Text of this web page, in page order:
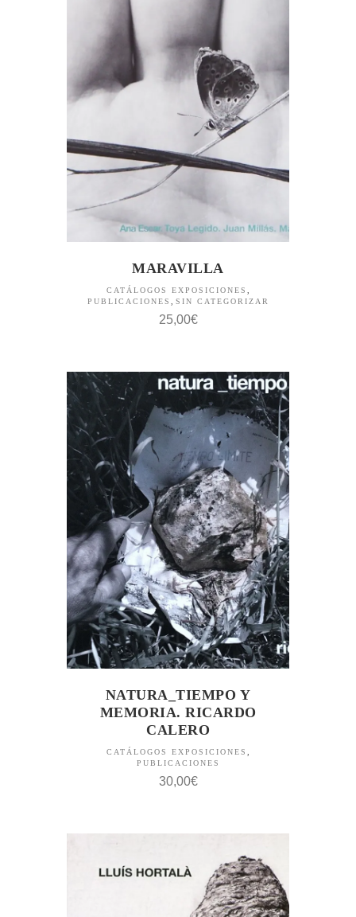
MARAVILLA
CATÁLOGOS EXPOSICIONES
PUBLICACIONES
SIN CATEGORIZAR
25,00€
NATURA_TIEMPO Y
MEMORIA. RICARDO
CALERO
CATÁLOGOS EXPOSICIONES
PUBLICACIONES
30,00€